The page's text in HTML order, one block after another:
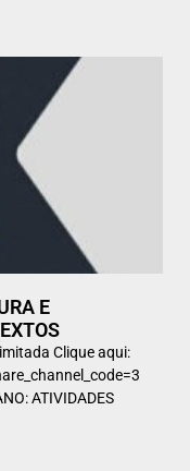
E
Clique aqui:
ATIVIDADES